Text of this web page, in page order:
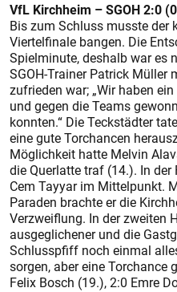
VfL Kirchheim – SGOH 2:0
Bis zum Schluss musste der
Viertelfinale bangen. Die
Spielminute, deshalb war es
SGOH-Trainer Patrick
zufrieden war; „Wir haben
und gegen die Teams
konnten.“ Die Teckstädter
eine gute Torchancen
Möglichkeit hatte Melvin
die Querlatte traf (14.). In der
Cem Tayyar im Mittelpunkt.
Paraden brachte er die
Verzweiflung. In der zweiten
ausgeglichener und die
Schlusspfiff noch einmal
sorgen, aber eine Torchance
Felix Bosch (19.), 2:0 Emre